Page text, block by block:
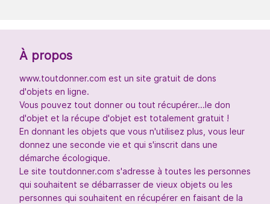
À propos
www.toutdonner.com est un site gratuit de dons
d'objets en ligne.
Vous pouvez tout donner ou tout récupérer...le don
d'objet et la récupe d'objet est totalement gratuit !
En donnant les objets que vous n'utilisez plus, vous leur
donnez une seconde vie et qui s'inscrit dans une
démarche écologique.
Le site toutdonner.com s'adresse à toutes les personnes
qui souhaitent se débarrasser de vieux objets ou les
personnes qui souhaitent en récupérer en faisant de la